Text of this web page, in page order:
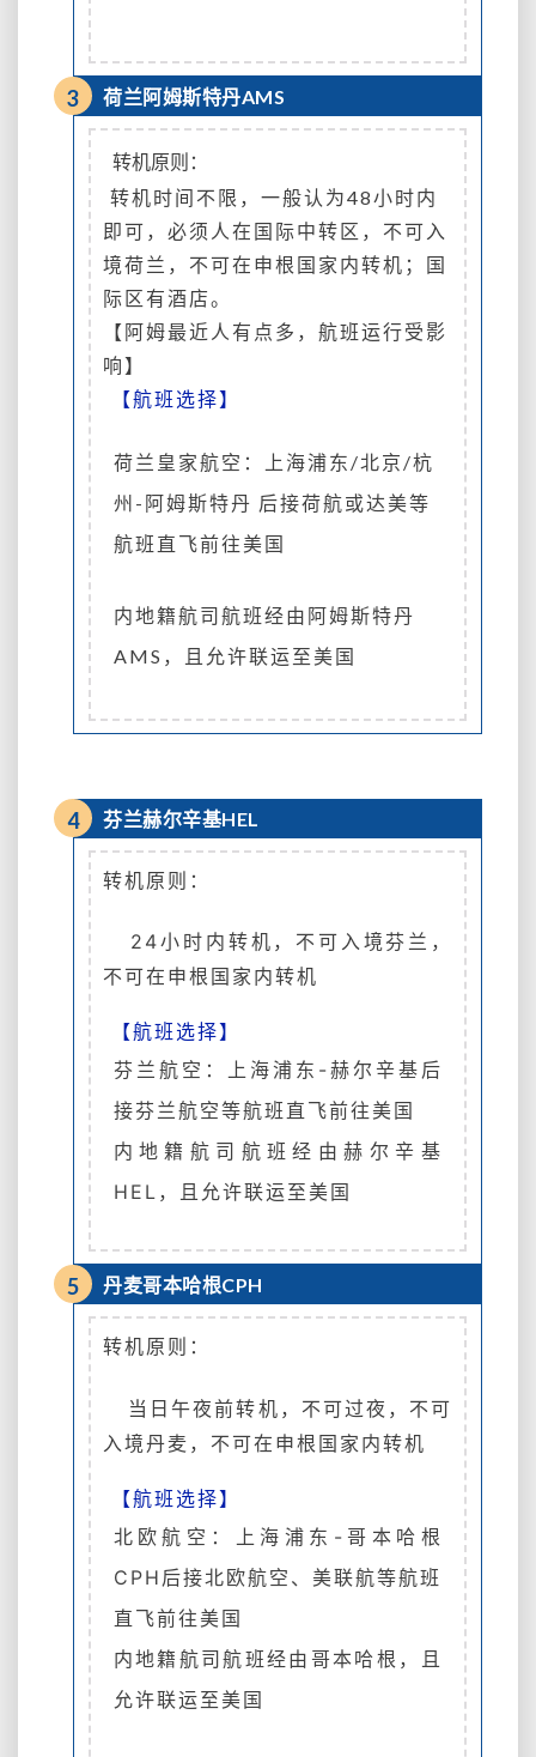
3 荷兰阿姆斯特丹AMS
转机原则：
转机时间不限，一般认为48小时内
即可，必须人在国际中转区，不可入
境荷兰，不可在申根国家内转机；国
际区有酒店。
【阿姆最近人有点多，航班运行受影
响】
【航班选择】
荷兰皇家航空：上海浦东/北京/杭
州-阿姆斯特丹 后接荷航或达美等
航班直飞前往美国
内地籍航司航班经由阿姆斯特丹
AMS，且允许联运至美国
4 芬兰赫尔辛基HEL
转机原则：
24小时内转机， 不可入境芬兰，
不可在申根国家内转机
【航班选择】
芬兰航空：上海浦东-赫尔辛基后
接芬兰航空等航班直飞前往美国
内地籍航司航班经由赫尔辛基
HEL，且允许联运至美国
5 丹麦哥本哈根CPH
转机原则：
当日午夜前转机，不可过夜， 不可
入境丹麦，不可在申根国家内转机
【航班选择】
北欧航空：上海浦东-哥本哈根
CPH后接北欧航空、美联航等航班
直飞前往美国
内地籍航司航班经由哥本哈根，且
允许联运至美国